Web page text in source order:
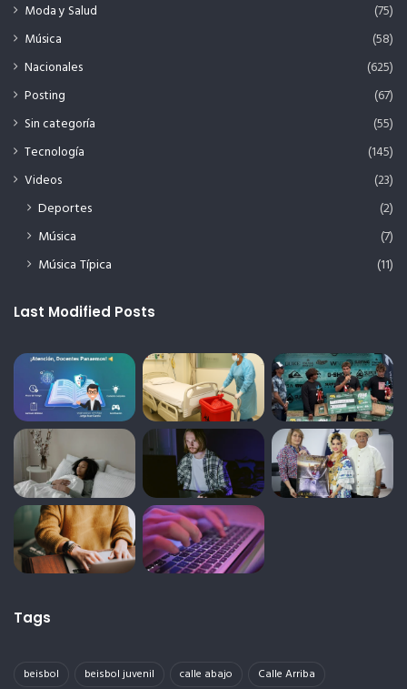
Moda y Salud
(75)
Música
(58)
Nacionales
(625)
Posting
(67)
Sin categoría
(55)
Tecnología
(145)
Videos
(23)
Deportes
(2)
Música
(7)
Música Típica
(11)
Last Modified Posts
Tags
beisbol beisbol juvenil calle abajo
Calle Arriba